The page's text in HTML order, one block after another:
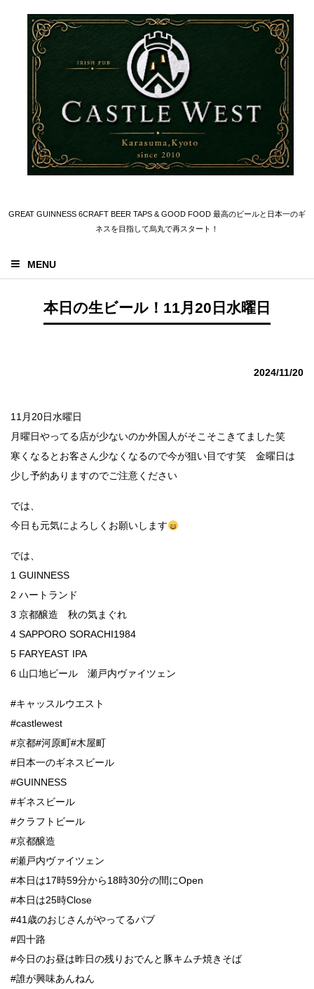
GREAT GUINNESS 6CRAFT BEER TAPS & GOOD FOOD 最高のビールと日本一のギ
ネスを目指して烏丸で再スタート！
MENU
本日の生ビール！11月20日水曜日
2024/11/20
11月20日水曜日
月曜日やってる店が少ないのか外国人がそこそこきてました笑
寒くなるとお客さん少なくなるので今が狙い目です笑 金曜日は
少し予約ありますのでご注意ください
では、
今日も元気によろしくお願いします
では、
1 GUINNESS
2 ハートランド
3 京都醸造 秋の気まぐれ
4 SAPPORO SORACHI1984
5 FARYEAST IPA
6 山口地ビール 瀬戸内ヴァイツェン
#キャッスルウエスト
#castlewest
#京都#河原町#木屋町
#日本一のギネスビール
#GUINNESS
#ギネスビール
#クラフトビール
#京都醸造
#瀬戸内ヴァイツェン
#本日は17時59分から18時30分の間にOpen
#本日は25時Close
#41歳のおじさんがやってるパブ
#四十路
#今日のお昼は昨日の残りおでんと豚キムチ焼きそば
#誰が興味あんねん